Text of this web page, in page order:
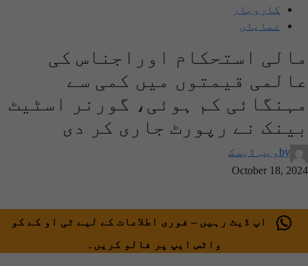
کاروبار
نمایاں
مالی استحکام اوراجناس کی
عالمی قیمتوں میں کمی سے
مہنگائی کم ہوئی، گورنر اسٹیٹ
بینک نے رپورٹ جاری کر دی
byویب ڈیسک
October 18, 2024
اپ ڈیٹ رہیں – فوری اطلاعات کے لیے ٹی او کے کو
واٹس ایپ پر فالو کریں۔